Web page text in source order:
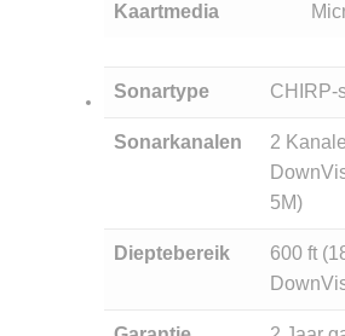
Kaartmedia
Sonartype CHIRP-
Sonarkanalen
2
5M)
Dieptebereik
600 ft